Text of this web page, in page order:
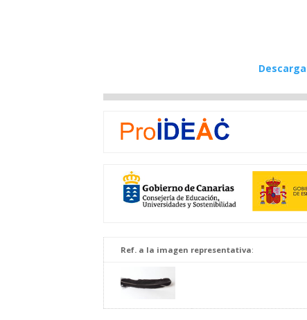
Ref. a la imagen representativa: